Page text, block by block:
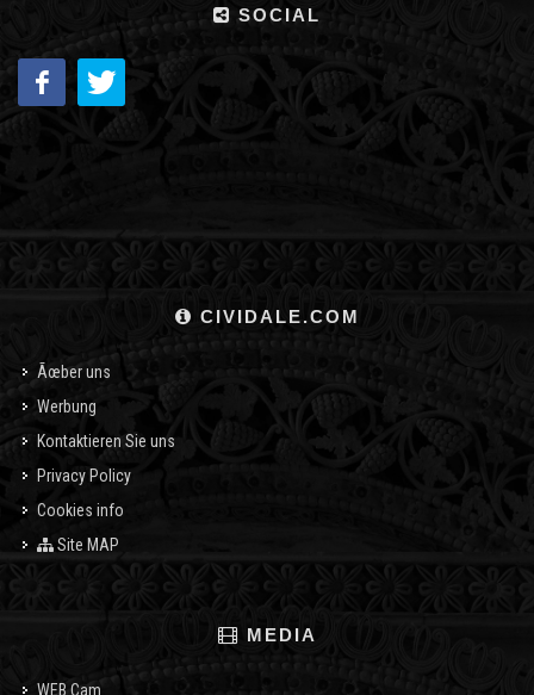
SOCIAL
CIVIDALE.COM
Ãœber uns
Werbung
Kontaktieren Sie uns
Privacy Policy
Cookies info
Site MAP
MEDIA
WEB Cam